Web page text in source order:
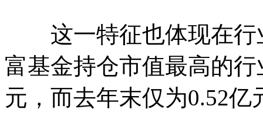
这一特征也体现在行
富基金持仓市值最高的
元，而去年末仅为0.52